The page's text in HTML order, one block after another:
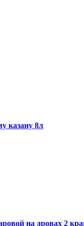
казану 8л
на дровах 2